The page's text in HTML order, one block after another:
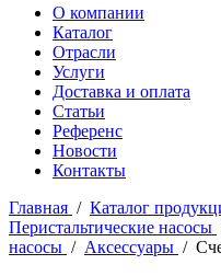
О компании
Каталог
Отрасли
Услуги
Доставка и оплата
Статьи
Референс
Новости
Контакты
Главная / Каталог
Перистальтические насосы
насосы / Аксессуары /